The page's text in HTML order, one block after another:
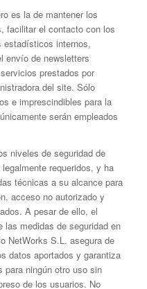
es la de mantener los
facilitar el contacto con los
estadísticos internos,
envío de newsletters
prestados por
del site. Sólo
e imprescindibles para la
serán empleados
niveles de seguridad de
requeridos, y ha
técnicas a su alcance para
acceso no autorizado y
A pesar de ello, el
las medidas de seguridad en
NetWorks S.L. asegura de
datos aportados y garantiza
para ningún otro uso sin
de los usuarios. No